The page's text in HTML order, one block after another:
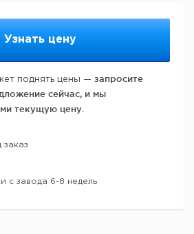
Узнать цену
поднять цены — запросите
сейчас, и мы
текущую цену.
заказ
с завода 6-8 недель